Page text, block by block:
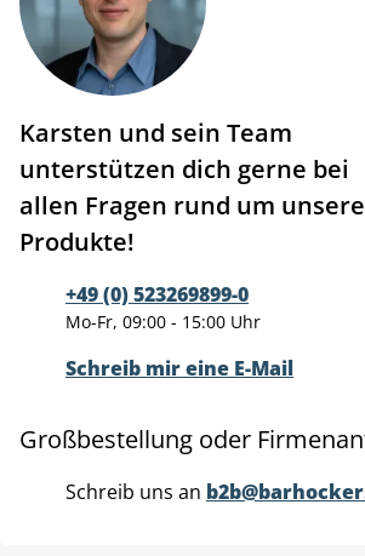
Karsten und sein Team
unterstützen dich gerne bei
allen Fragen rund um unsere
Produkte!
+49 (0) 523269899-0
Mo-Fr, 09:00 - 15:00 Uhr
Schreib mir eine E-Mail
Großbestellung oder
Schreib uns an